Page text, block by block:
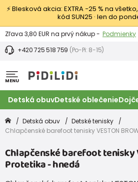
⚡ Blesková akcia: EXTRA −25 % na
kód SUN25 · len do
Výmena a vrátenie tovaru - Zobraziť
Zľava 3,80 EUR na prvý nákup - Podmienky
+420 725 518 759 (Po-Pi: 8-15)
MENU
Detská obuvDetské oblečenie
Detská obuv
Detské tenisky
Chlapčenské barefoot tenisky VESTON
Chlapčenské barefoot tenisky
Protetika - hnedá